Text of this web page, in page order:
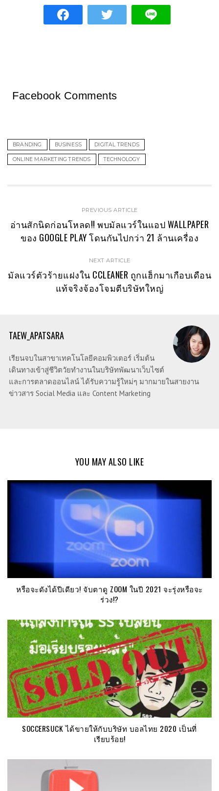
Facebook Comments
BRANDING BUSINESS DIGITAL TRENDS
ONLINE MARKETING TRENDS TECHNOLOGY
PREVIOUS ARTICLE
อ่านสักนิดก่อนโหลด!! พบมัลแวร์ในแอป WALLPAPER
ของ GOOGLE PLAY โดนกันไปกว่า 21 ล้านเครื่อง
NEXT ARTICLE
มัลแวร์ตัวร้ายแฝงใน CCLEANER ถูกแฮ็กมาเกือบเดือน
แท้จริงจ้องโจมตีบริษัทใหญ่
TAEW_APATSARA
เรียนจบในสาขาเทคโนโลยีคอมพิวเตอร์ เริ่มต้น
เดินทางเข้าสู่ชีวิตวัยทำงานในบริษัทพัฒนาเว็บไซต์
และการตลาดออนไลน์ ได้รับความรู้ใหม่ๆ มากมายในสายงาน
ข่าวสาร Social Media และ Content Marketing
YOU MAY ALSO LIKE
หรือจะดังได้ปีเดียว! จับตาดู ZOOM ในปี 2021 จะรุ่งหรือจะ
ร่วง!?
SOCCERSUCK ได้ขายให้กับบริษัท บอลไทย 2020 เป็นที่
เรียบร้อย!